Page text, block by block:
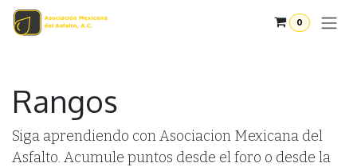
Ir al contenido
0
Rangos
Siga aprendiendo con Asociacion Mexicana del
Asfalto. Acumule puntos desde el foro o desde la